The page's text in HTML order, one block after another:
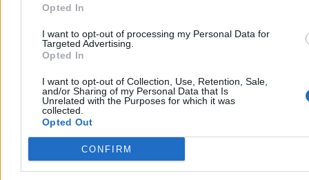
Opted In
I want to opt-out of processing my Personal Data for
Targeted Advertising.
Opted In
I want to opt-out of Collection, Use, Retention, Sale,
and/or Sharing of my Personal Data that Is
Unrelated with the Purposes for which it was
collected.
Opted Out
CONFIRM
Dwaj chłopcy wyciągnięci ze zbiornika ppoż. w
Szczecinie. Udana reanimacja
W sobotę po godz. 14 w Szczecinie dwóch chłopców w wieku 9 i
11 lat wpadło do zbiornika przeciwpożarowego na terenie SP 18.
Wyciągnęli ich przypadkowi przechodnie, a strażacy i ratownicy